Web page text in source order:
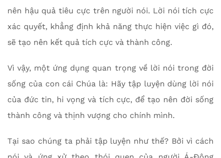
nên hậu quả tiêu cực trên người nói. Lời nói tích cực
xác quyết, khẳng định khả năng thực hiện việc gì đó,
sẽ tạo nên kết quả tích cực và thành công.
Vì vậy, một ứng dụng quan trọng về lời nói trong đời
sống của con cái Chúa là: Hãy tập luyện dùng lời nói
của đức tin, hi vọng và tích cực, để tạo nên đời sống
thành công và thịnh vượng cho chính mình.
Tại sao chúng ta phải tập luyện như thế? Bởi vì cách